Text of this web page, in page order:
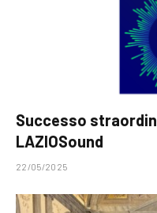
Successo
LAZIOSound
22/05/2025